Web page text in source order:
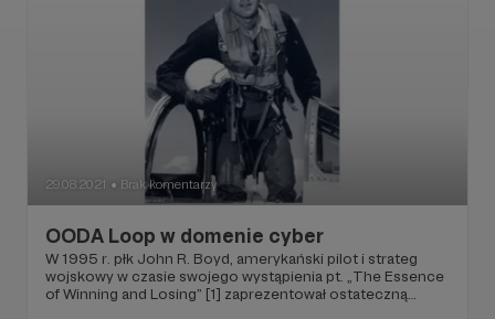
29.08.2021 ● Brak komentarzy
OODA Loop w domenie cyber
W 1995 r. płk John R. Boyd, amerykański pilot i strateg
wojskowy w czasie swojego wystąpienia pt. „The Essence
of Winning and Losing” [1] zaprezentował ostateczną